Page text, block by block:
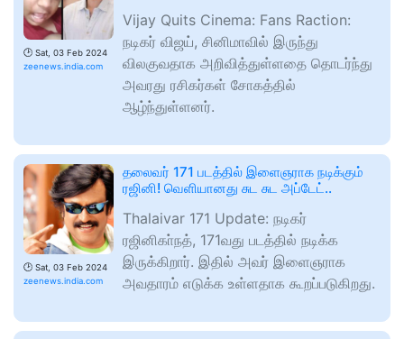
🕑 Sat, 03 Feb 2024
zeenews.india.com
Vijay Quits Cinema: Fans Raction:
நடிகர் விஜய், சினிமாவில் இருந்து
விலகுவதாக அறிவித்துள்ளதை தொடர்ந்து
அவரது ரசிகர்கள் சோகத்தில்
ஆழ்ந்துள்ளனர்.
🕑 Sat, 03 Feb 2024
zeenews.india.com
தலைவர் 171 படத்தில் இளைஞராக நடிக்கும்
ரஜினி! வெளியானது சுட சுட அப்டேட்..
Thalaivar 171 Update: நடிகர்
ரஜினிகா்நத், 171வது படத்தில் நடிக்க
இருக்கிறார். இதில் அவர் இளைஞராக
அவதாரம் எடுக்க உள்ளதாக கூறப்படுகிறது.